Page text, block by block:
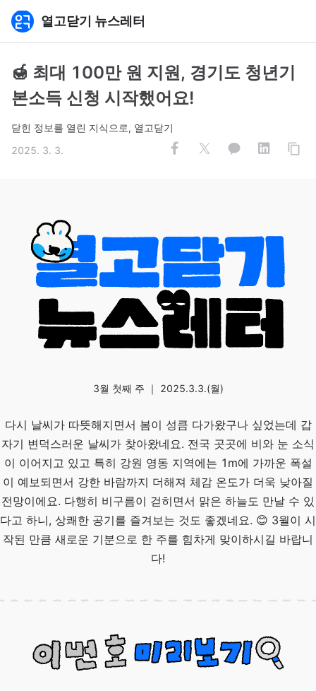
열고닫기 뉴스레터
🍯 최대 100만 원 지원, 경기도 청년기
본소득 신청 시작했어요!
닫힌 정보를 열린 지식으로, 열고닫기
2025. 3. 3.
3월 첫째 주 ｜ 2025.3.3.(월)
다시 날씨가 따뜻해지면서 봄이 성큼 다가왔구나 싶었는데 갑
자기 변덕스러운 날씨가 찾아왔네요. 전국 곳곳에 비와 눈 소식
이 이어지고 있고 특히 강원 영동 지역에는 1m에 가까운 폭설
이 예보되면서 강한 바람까지 더해져 체감 온도가 더욱 낮아질
전망이에요. 다행히 비구름이 걷히면서 맑은 하늘도 만날 수 있
다고 하니, 상쾌한 공기를 즐겨보는 것도 좋겠네요. 😊 3월이 시
작된 만큼 새로운 기분으로 한 주를 힘차게 맞이하시길 바랍니
다!